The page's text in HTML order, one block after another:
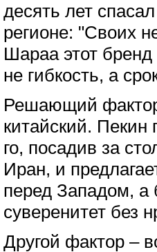
десять лет
регионе: "Своих
Шараа этот
не гибкость, а
Решающий фактор
китайский. Пекин
го, посадив за
Иран, и
перед Западом, а
суверенитет без
Другой фактор –